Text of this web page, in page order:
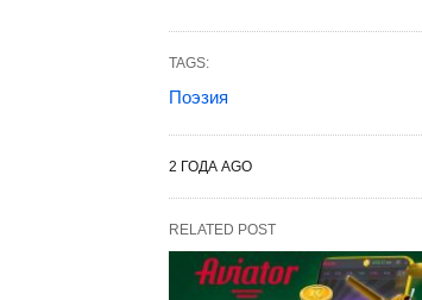
TAGS:
Поэзия
2 ГОДА AGO
RELATED POST